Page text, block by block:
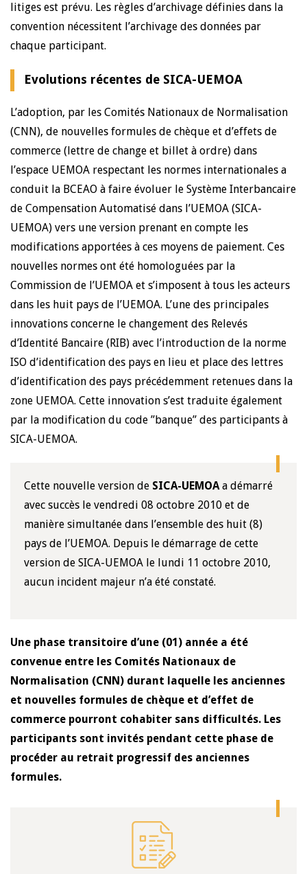
litiges est prévu. Les règles d’archivage définies dans la
convention nécessitent l’archivage des données par
chaque participant.
Evolutions récentes de SICA-UEMOA
L’adoption, par les Comités Nationaux de Normalisation
(CNN), de nouvelles formules de chèque et d’effets de
commerce (lettre de change et billet à ordre) dans
l’espace UEMOA respectant les normes internationales a
conduit la BCEAO à faire évoluer le Système Interbancaire
de Compensation Automatisé dans l’UEMOA (SICA-
UEMOA) vers une version prenant en compte les
modifications apportées à ces moyens de paiement. Ces
nouvelles normes ont été homologuées par la
Commission de l’UEMOA et s’imposent à tous les acteurs
dans les huit pays de l’UEMOA. L’une des principales
innovations concerne le changement des Relevés
d’Identité Bancaire (RIB) avec l’introduction de la norme
ISO d’identification des pays en lieu et place des lettres
d’identification des pays précédemment retenues dans la
zone UEMOA. Cette innovation s’est traduite également
par la modification du code ’’banque’’ des participants à
SICA-UEMOA.
Cette nouvelle version de SICA-UEMOAa démarré
avec succès le vendredi 08 octobre 2010 et de
manière simultanée dans l’ensemble des huit (8)
pays de l’UEMOA. Depuis le démarrage de cette
version de SICA-UEMOA le lundi 11 octobre 2010,
aucun incident majeur n’a été constaté.
Une phase transitoire d’une (01) année a été
convenue entre les Comités Nationaux de
Normalisation (CNN) durant laquelle les anciennes
et nouvelles formules de chèque et d’effet de
commerce pourront cohabiter sans difficultés. Les
participants sont invités pendant cette phase de
procéder au retrait progressif des anciennes
formules.